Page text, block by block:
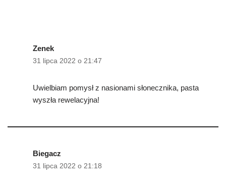
Zenek
31 lipca 2022 o 21:47
Uwielbiam pomysł z nasionami słonecznika, pasta
wyszła rewelacyjna!
Biegacz
31 lipca 2022 o 21:18